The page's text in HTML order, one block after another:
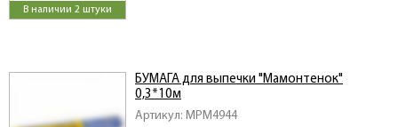
В наличии 2 штуки
Артикул: MPM4944
БУМАГА для выпечки "Мамонтенок"
0,3*10м